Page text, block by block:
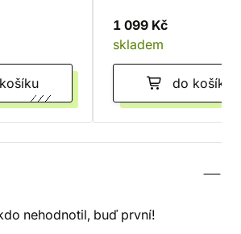
1 099 Kč
skladem
do košíku
nehodnotil, buď první!